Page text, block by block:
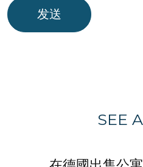
发送
SEE